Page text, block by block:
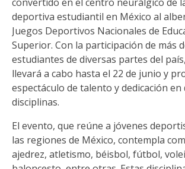
deportiva estudiantil en México al
Juegos Deportivos Nacionales de
Superior. Con la participación de más
estudiantes de diversas partes del
llevará a cabo hasta el 22 de junio y
espectáculo de talento y dedicación en
disciplinas.
El evento, que reúne a jóvenes
las regiones de México, contempla
ajedrez, atletismo, béisbol, fútbol,